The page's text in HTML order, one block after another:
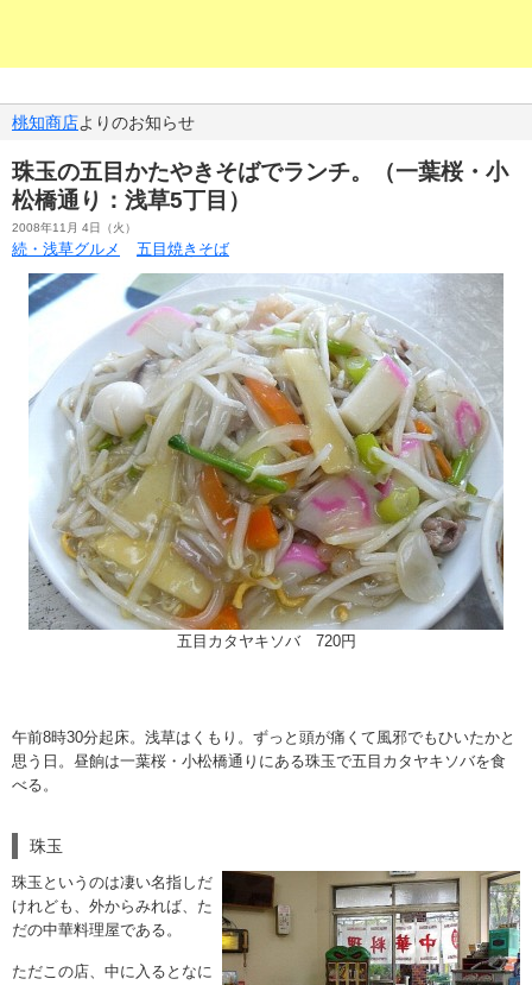
桃知商店よりのお知らせ
珠玉の五目かたやきそばでランチ。（一葉桜・小
松橋通り：浅草5丁目）
2008年11月 4日（火）
続・浅草グルメ 五目焼きそば
五目カタヤキソバ 720円
午前8時30分起床。浅草はくもり。ずっと頭が痛くて風邪でもひいたかと
思う日。昼餉は一葉桜・小松橋通りにある珠玉で五目カタヤキソバを食
べる。
珠玉
珠玉というのは凄い名指しだ
けれども、外からみれば、た
だの中華料理屋である。
ただこの店、中に入るとなに